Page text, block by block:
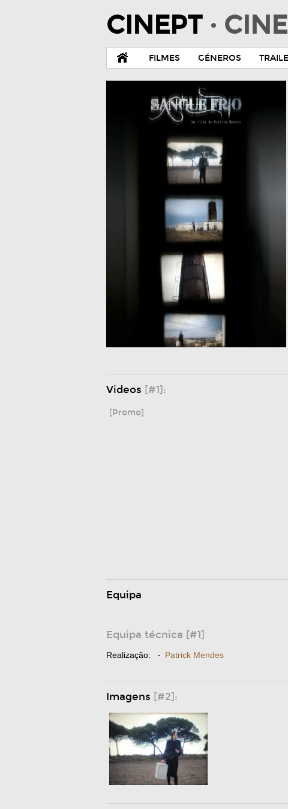
CINEPT ·
FILMES GÉNEROS
Videos [#1]:
[Promo]
Equipa
Equipa técnica [#1]
Realização: · Patrick Mendes
Imagens [#2]: